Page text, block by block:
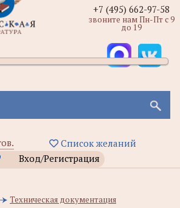
Список желаний
Вход/Регистрация
+7 (495) 662-97-58
звоните нам Пн-Пт с 9
до 19
Техническая документация